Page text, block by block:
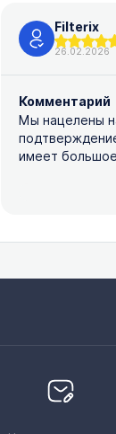
Filterix
26.02.2026
Комментарий
Мы нацелены
имеет